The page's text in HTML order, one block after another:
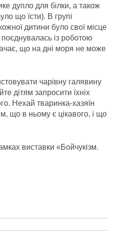
дупло для білки, а також
що їсти). В групі
дитини було свої місце
поєднувалась із роботою
що на дні моря не може
чарівну галявину
дітям запросити їхніх
Нехай тваринка-хазяїн
що в ньому є цікавого, і що
виставки «Бойчукізм.